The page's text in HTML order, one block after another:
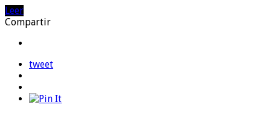
Leer
Compartir
tweet